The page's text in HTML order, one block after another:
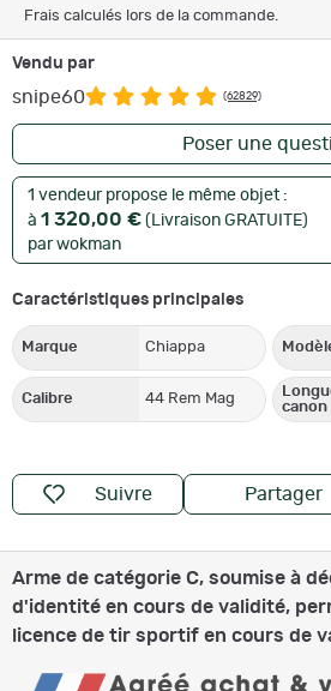
Frais calculés lors de la commande.
Vendu par
snipe60 (62829)
Poser une
1 vendeur propose le même objet :
à 1 320,00 € (Livraison GRATUITE)
par wokman
Caractéristiques principales
Marque Chiappa
Calibre 44 Rem Mag
canon
Suivre Partager
Arme de catégorie C, soumise à
d'identité en cours de validité,
licence de tir sportif en cours de